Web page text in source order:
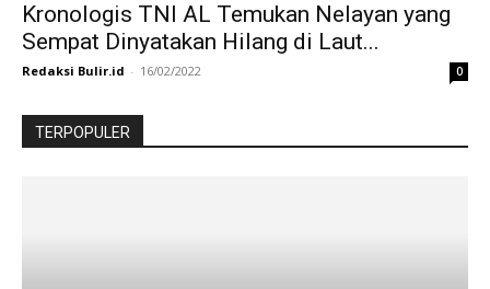
Kronologis TNI AL Temukan Nelayan yang
Sempat Dinyatakan Hilang di Laut...
Redaksi Bulir.id - 16/02/2022 0
TERPOPULER